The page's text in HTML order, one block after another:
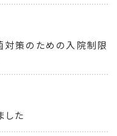
対策のための入院制限
した